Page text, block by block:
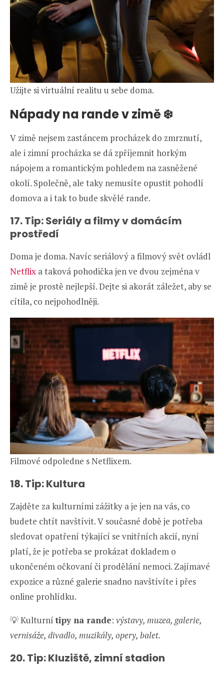
Užijte si virtuální realitu u sebe doma.
Nápady na rande v zimě ❄️
V zimě nejsem zastáncem procházek do zmrznutí,
ale i zimní procházka se dá zpříjemnit horkým
nápojem a romantickým pohledem na zasněžené
okolí. Společně, ale taky nemusíte opustit pohodlí
domova a i tak to bude skvělé rande.
17. Tip: Seriály a filmy v domácím
prostředí
Doma je doma. Navíc seriálový a filmový svět ovládl
Netflix a taková pohodička jen ve dvou zejména v
zimě je prostě nejlepší. Dejte si akorát záležet, aby se
cítila, co nejpohodlněji.
Filmové odpoledne s Netflixem.
18. Tip: Kultura
Zajděte za kulturními zážitky a je jen na vás, co
budete chtít navštívit. V současné době je potřeba
sledovat opatření týkající se vnitřních akcií, nyní
platí, že je potřeba se prokázat dokladem o
ukončeném očkovaní či prodělání nemoci. Zajímavé
expozice a různé galerie snadno navštívíte i přes
online prohlídku.
💡 Kulturnítipy na rande: výstavy, muzea, galerie,
vernisáže, divadlo, muzikály, opery, balet.
20. Tip: Kluziště, zimní stadion